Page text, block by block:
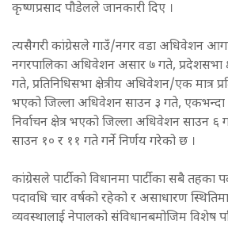
कृष्णप्रसाद पौडेलले जानकारी दिए ।
त्यसैगरी कांग्रेसले गाउँ/नगर वडा अधिवेशन
नगरपालिका अधिवेशन असार ७ गते, प्रदेशसभा
गते, प्रतिनिधिसभा क्षेत्रीय अधिवेशन/एक मात्र
भएको जिल्ला अधिवेशन साउन ३ गते, एकभन्दा
निर्वाचन क्षेत्र भएको जिल्ला अधिवेशन साउन
साउन १० र ११ गते गर्ने निर्णय गरेको छ ।
कांग्रेसले पार्टीको विधानमा पार्टीका सबै तहका
पदावधि चार वर्षको रहेको र असाधारण
व्यवस्थालाई नेपालको संविधानबमोजिम विशेष